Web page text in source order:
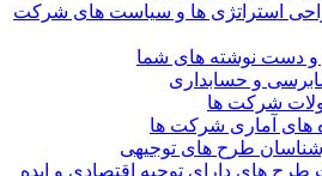
استراتژی ها و سیاست های شرکت
دست نوشته های شما
و حسابداری
شرکت ها
های آماری شرکت ها
طرح های توجیهی
طرح های دارای توجیه اقتصادی و ایده